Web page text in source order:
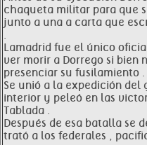
chaqueta militar para que
junto a una a carta que
.
Lamadrid fue el único
ver morir a Dorrego si bien
presenciar su fusilamiento .
Se unió a la expedición del
interior y peleó en las
Tablada .
Después de esa batalla se
trató a los federales ,